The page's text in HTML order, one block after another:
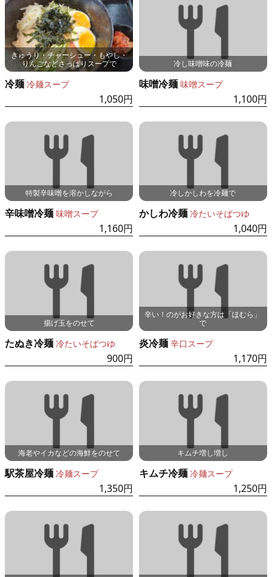
きゅうり・チャーシュー・もやし・
りんごなどさっぱりスープで
冷麺 冷麺スープ
1,050円
冷し味噌味の冷麺
味噌冷麺 味噌スープ
1,100円
特製辛味噌を溶かしながら
辛味噌冷麺 味噌スープ
1,160円
冷しかしわを冷麺で
かしわ冷麺 冷たいそばつゆ
1,040円
揚げ玉をのせて
たぬき冷麺 冷たいそばつゆ
900円
辛い！のがお好きな方は「ほむら」
で
炎冷麺 辛口スープ
1,170円
海老やイカなどの海鮮をのせて
駅茶屋冷麺 冷麺スープ
1,350円
キムチ増し増し
キムチ冷麺 冷麺スープ
1,250円